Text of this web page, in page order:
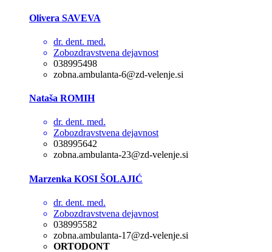
Olivera SAVEVA
dr. dent. med.
Zobozdravstvena dejavnost
038995498
zobna.ambulanta-6@zd-velenje.si
Nataša ROMIH
dr. dent. med.
Zobozdravstvena dejavnost
038995642
zobna.ambulanta-23@zd-velenje.si
Marzenka KOSI ŠOLAJIĆ
dr. dent. med.
Zobozdravstvena dejavnost
038995582
zobna.ambulanta-17@zd-velenje.si
ORTODONT